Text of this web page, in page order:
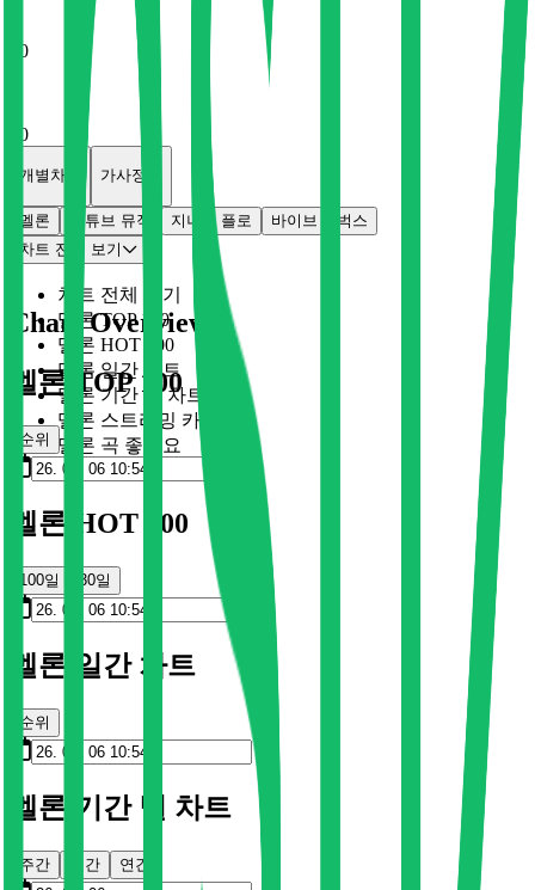
0
0
개별차트 가사정보
멜론 유튜브 뮤직 지니 플로 바이브
벅스
차트 전체 보기
차트 전체 보기
멜론 TOP 100
멜론 HOT 100
멜론 일간 차트
멜론 기간 별 차트
멜론 스트리밍 카드
멜론 곡 좋아요
Chart Overview
멜론 TOP 100
순위
멜론 HOT 100
100일 30일
멜론 일간 차트
순위
멜론 기간 별 차트
주간 월간 연간